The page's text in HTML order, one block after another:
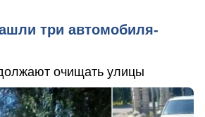
три автомобиля-
очищать улицы